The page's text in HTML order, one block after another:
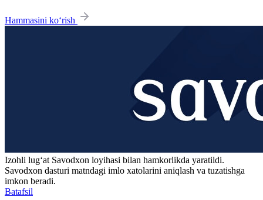
Hammasini ko‘rish
Izohli lugʻat Savodxon loyihasi bilan hamkorlikda yaratildi.
Savodxon dasturi matndagi imlo xatolarini aniqlash va tuzatishga
imkon beradi.
Batafsil